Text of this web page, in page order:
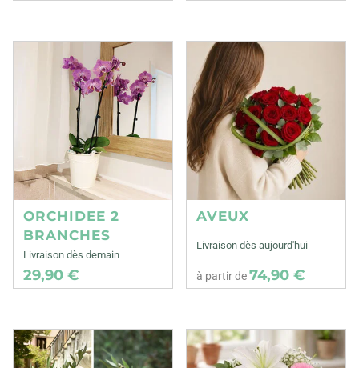
ORCHIDEE 2
BRANCHES
Livraison dès demain
29,90 €
AVEUX
Livraison dès aujourd'hui
à partir de74,90 €